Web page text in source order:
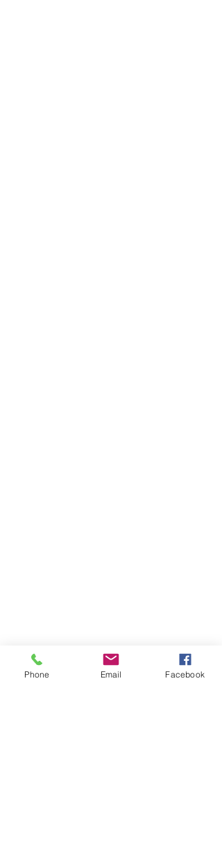
Phone Email Facebook